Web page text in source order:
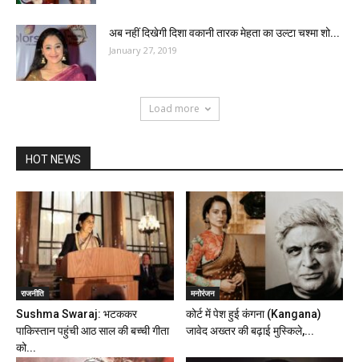
अब नहीं दिखेगी दिशा वकानी तारक मेहता का उल्टा चश्मा शो...
January 27, 2019
Load more
HOT NEWS
राजनीति
Sushma Swaraj: भटककर
पाकिस्तान पहुंची आठ साल की बच्ची गीता
को...
मनोरंजन
कोर्ट में पेश हुई कंगना (Kangana)
जावेद अख्तर की बढ़ाई मुस्किले,...